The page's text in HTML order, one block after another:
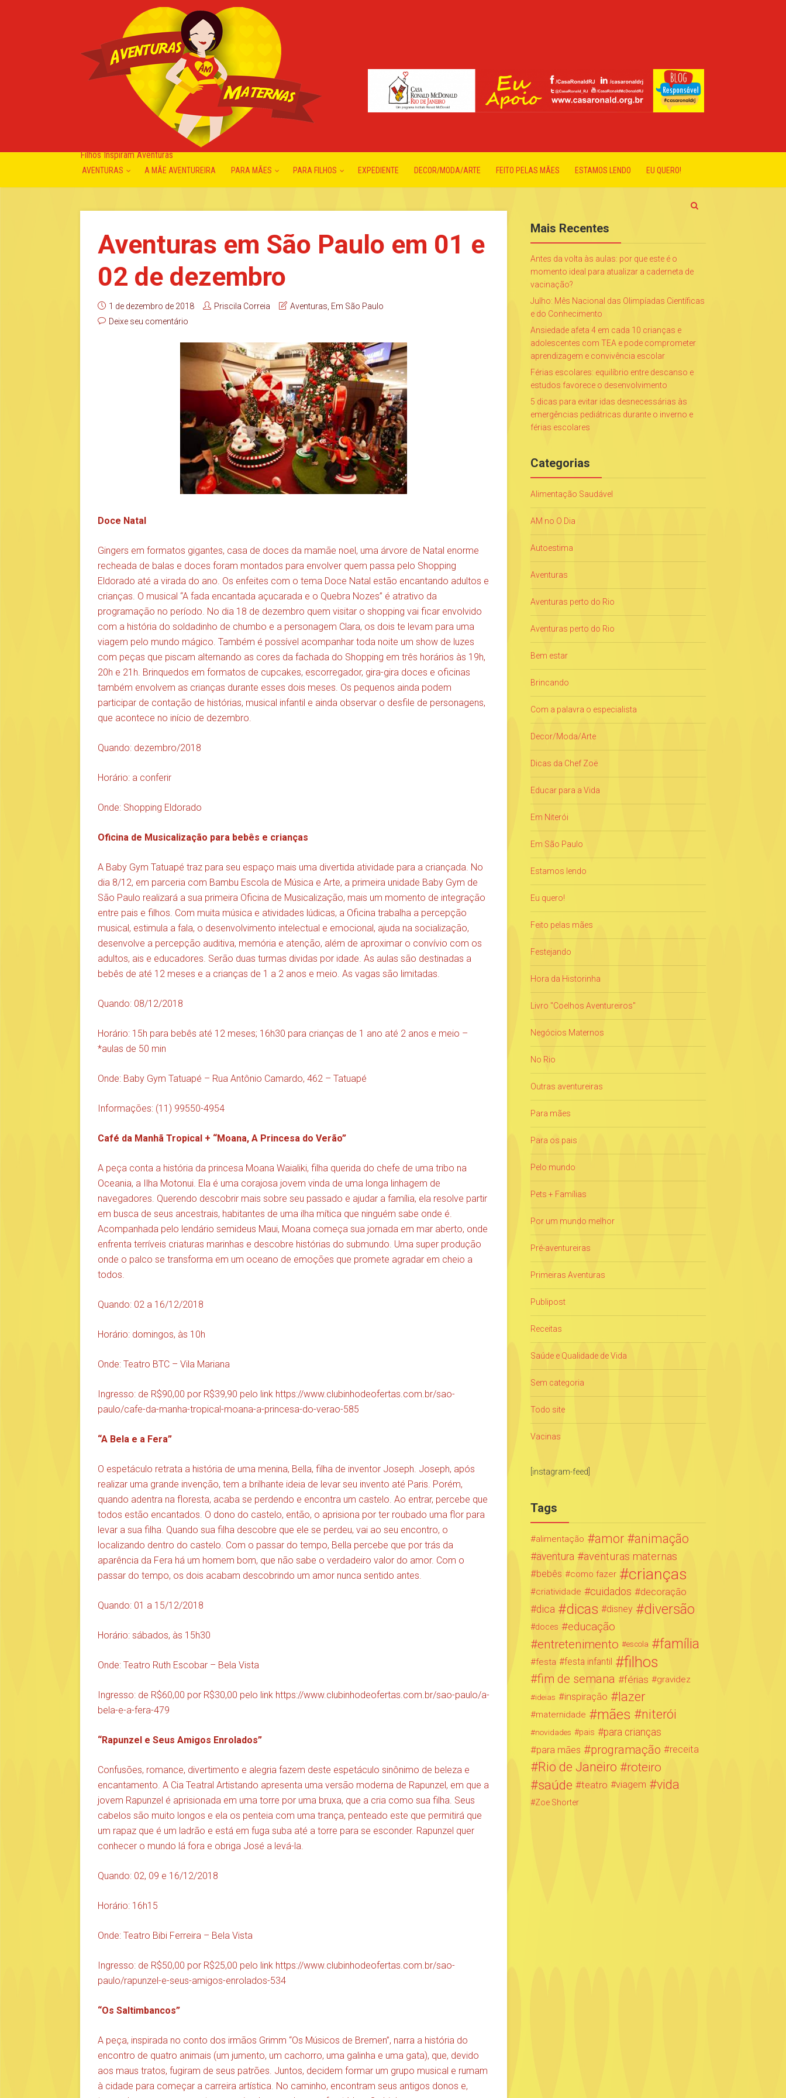
Filhos Inspiram Aventuras
AVENTURAS A MÃE AVENTUREIRA PARA MÃES PARA FILHOS EXPEDIENTE DECOR/MODA/ARTE FEITO PELAS MÃES ESTAMOS LENDO EU QUERO!
Aventuras em São Paulo em 01 e
02 de dezembro
1 de dezembro de 2018 Priscila Correia Aventuras Em São Paulo
Deixe seu comentário
Doce Natal
Gingers em formatos gigantes, casa de doces da mamãe noel, uma árvore de Natal enorme
recheada de balas e doces foram montados para envolver quem passa pelo Shopping
Eldorado até a virada do ano. Os enfeites com o tema Doce Natal estão encantando adultos e
crianças. O musical “A fada encantada açucarada e o Quebra Nozes” é atrativo da
programação no período. No dia 18 de dezembro quem visitar o shopping vai ficar envolvido
com a história do soldadinho de chumbo e a personagem Clara, os dois te levam para uma
viagem pelo mundo mágico. Também é possível acompanhar toda noite um show de luzes
com peças que piscam alternando as cores da fachada do Shopping em três horários às 19h,
20h e 21h. Brinquedos em formatos de cupcakes, escorregador, gira-gira doces e oficinas
também envolvem as crianças durante esses dois meses. Os pequenos ainda podem
participar de contação de histórias, musical infantil e ainda observar o desfile de personagens,
que acontece no início de dezembro.
Quando: dezembro/2018
Horário: a conferir
Onde: Shopping Eldorado
Oficina de Musicalização para bebês e crianças
A Baby Gym Tatuapé traz para seu espaço mais uma divertida atividade para a criançada. No
dia 8/12, em parceria com Bambu Escola de Música e Arte, a primeira unidade Baby Gym de
São Paulo realizará a sua primeira Oficina de Musicalização, mais um momento de integração
entre pais e filhos. Com muita música e atividades lúdicas, a Oficina trabalha a percepção
musical, estimula a fala, o desenvolvimento intelectual e emocional, ajuda na socialização,
desenvolve a percepção auditiva, memória e atenção, além de aproximar o convívio com os
adultos, ais e educadores. Serão duas turmas dividas por idade. As aulas são destinadas a
bebês de até 12 meses e a crianças de 1 a 2 anos e meio. As vagas são limitadas.
Quando: 08/12/2018
Horário: 15h para bebês até 12 meses; 16h30 para crianças de 1 ano até 2 anos e meio –
*aulas de 50 min
Onde: Baby Gym Tatuapé – Rua Antônio Camardo, 462 – Tatuapé
Informações: (11) 99550-4954
Café da Manhã Tropical + “Moana, A Princesa do Verão”
A peça conta a história da princesa Moana Waialiki, filha querida do chefe de uma tribo na
Oceania, a Ilha Motonui. Ela é uma corajosa jovem vinda de uma longa linhagem de
navegadores. Querendo descobrir mais sobre seu passado e ajudar a família, ela resolve partir
em busca de seus ancestrais, habitantes de uma ilha mítica que ninguém sabe onde é.
Acompanhada pelo lendário semideus Maui, Moana começa sua jornada em mar aberto, onde
enfrenta terríveis criaturas marinhas e descobre histórias do submundo. Uma super produção
onde o palco se transforma em um oceano de emoções que promete agradar em cheio a
todos.
Quando: 02 a 16/12/2018
Horário: domingos, às 10h
Onde: Teatro BTC – Vila Mariana
Ingresso: de R$90,00 por R$39,90 pelo link https://www.clubinhodeofertas.com.br/sao-
paulo/cafe-da-manha-tropical-moana-a-princesa-do-verao-585
“A Bela e a Fera”
O espetáculo retrata a história de uma menina, Bella, filha de inventor Joseph. Joseph, após
realizar uma grande invenção, tem a brilhante ideia de levar seu invento até Paris. Porém,
quando adentra na floresta, acaba se perdendo e encontra um castelo. Ao entrar, percebe que
todos estão encantados. O dono do castelo, então, o aprisiona por ter roubado uma flor para
levar a sua filha. Quando sua filha descobre que ele se perdeu, vai ao seu encontro, o
localizando dentro do castelo. Com o passar do tempo, Bella percebe que por trás da
aparência da Fera há um homem bom, que não sabe o verdadeiro valor do amor. Com o
passar do tempo, os dois acabam descobrindo um amor nunca sentido antes.
Quando: 01 a 15/12/2018
Horário: sábados, às 15h30
Onde: Teatro Ruth Escobar – Bela Vista
Ingresso: de R$60,00 por R$30,00 pelo link https://www.clubinhodeofertas.com.br/sao-paulo/a-
bela-e-a-fera-479
“Rapunzel e Seus Amigos Enrolados”
Confusões, romance, divertimento e alegria fazem deste espetáculo sinônimo de beleza e
encantamento. A Cia Teatral Artistando apresenta uma versão moderna de Rapunzel, em que a
jovem Rapunzel é aprisionada em uma torre por uma bruxa, que a cria como sua filha. Seus
cabelos são muito longos e ela os penteia com uma trança, penteado este que permitirá que
um rapaz que é um ladrão e está em fuga suba até a torre para se esconder. Rapunzel quer
conhecer o mundo lá fora e obriga José a levá-la.
Quando: 02, 09 e 16/12/2018
Horário: 16h15
Onde: Teatro Bibi Ferreira – Bela Vista
Ingresso: de R$50,00 por R$25,00 pelo link https://www.clubinhodeofertas.com.br/sao-
paulo/rapunzel-e-seus-amigos-enrolados-534
“Os Saltimbancos”
A peça, inspirada no conto dos irmãos Grimm “Os Músicos de Bremen”, narra a história do
encontro de quatro animais (um jumento, um cachorro, uma galinha e uma gata), que, devido
aos maus tratos, fugiram de seus patrões. Juntos, decidem formar um grupo musical e rumam
à cidade para começar a carreira artística. No caminho, encontram seus antigos donos e,
Mais Recentes
Antes da volta às aulas: por que este é o
momento ideal para atualizar a caderneta de
vacinação?
Julho: Mês Nacional das Olimpíadas Científicas
e do Conhecimento
Ansiedade afeta 4 em cada 10 crianças e
adolescentes com TEA e pode comprometer
aprendizagem e convivência escolar
Férias escolares: equilíbrio entre descanso e
estudos favorece o desenvolvimento
5 dicas para evitar idas desnecessárias às
emergências pediátricas durante o inverno e
férias escolares
Categorias
Alimentação Saudável
AM no O Dia
Autoestima
Aventuras
Aventuras perto do Rio
Aventuras perto do Rio
Bem estar
Brincando
Com a palavra o especialista
Decor/Moda/Arte
Dicas da Chef Zoë
Educar para a Vida
Em Niterói
Em São Paulo
Estamos lendo
Eu quero!
Feito pelas mães
Festejando
Hora da Historinha
Livro "Coelhos Aventureiros"
Negócios Maternos
No Rio
Outras aventureiras
Para mães
Para os pais
Pelo mundo
Pets + Famílias
Por um mundo melhor
Pré-aventureiras
Primeiras Aventuras
Publipost
Receitas
Saúde e Qualidade de Vida
Sem categoria
Todo site
Vacinas
[instagram-feed]
Tags
alimentação amor animação
aventura aventuras maternas
bebês como fazer crianças
criatividade cuidados
decoração
dica
dicas disney diversão
doces educação
entretenimento escola família
festa festa infantil filhos
fim de semana férias gravidez
ideias inspiração lazer
maternidade mães niterói
novidades pais
para crianças
para mães
programação receita
Rio de Janeiro roteiro
saúde teatro viagem vida
Zoe Shorter